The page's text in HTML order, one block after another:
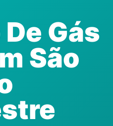
Gás
São